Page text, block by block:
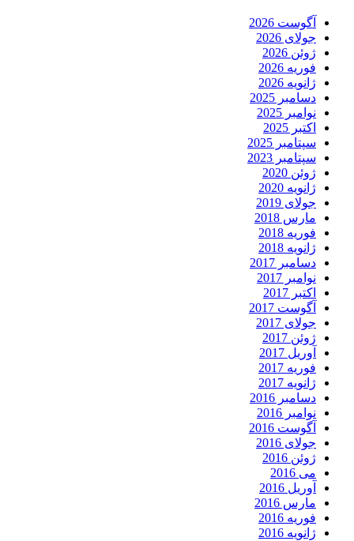
آگوست 2026
جولای 2026
ژوئن 2026
فوریه 2026
ژانویه 2026
دسامبر 2025
نوامبر 2025
اکتبر 2025
سپتامبر 2025
سپتامبر 2023
ژوئن 2020
ژانویه 2020
جولای 2019
مارس 2018
فوریه 2018
ژانویه 2018
دسامبر 2017
نوامبر 2017
اکتبر 2017
آگوست 2017
جولای 2017
ژوئن 2017
آوریل 2017
فوریه 2017
ژانویه 2017
دسامبر 2016
نوامبر 2016
آگوست 2016
جولای 2016
ژوئن 2016
می 2016
آوریل 2016
مارس 2016
فوریه 2016
ژانویه 2016